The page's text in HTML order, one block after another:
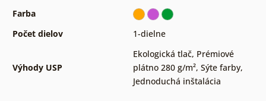
Farba
Počet dielov
1-dielne
Výhody USP
Ekologická tlač, Prémiové
plátno 280 g/m², Sýte farby,
Jednoduchá inštalácia